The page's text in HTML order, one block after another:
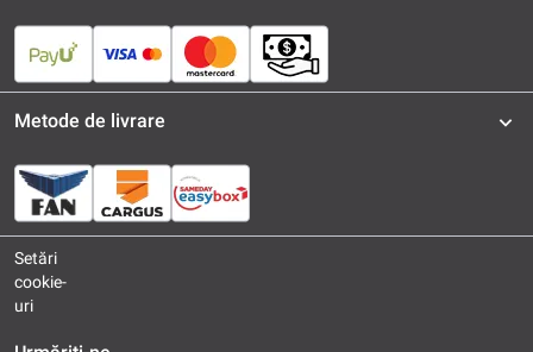
Metode de livrare
Setări
cookie-
uri